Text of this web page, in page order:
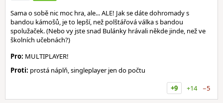
Sama o sobě nic moc hra, ale... ALE! Jak se dáte dohromady s
bandou kámošů, je to lepší, než polštářová válka s bandou
spolužaček. (Nebo vy jste snad Bulánky hrávali někde jinde, než ve
školních učebnách?)
Pro: MULTIPLAYER!
Proti: prostá náplň, singleplayer jen do počtu
+9
+14 −5